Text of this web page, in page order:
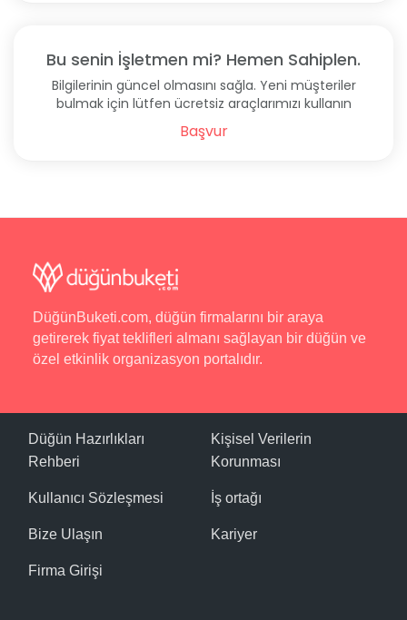
Bu senin İşletmen mi? Hemen Sahiplen.
Bilgilerinin güncel olmasını sağla. Yeni müşteriler
bulmak için lütfen ücretsiz araçlarımızı kullanın
Başvur
DüğünBuketi.com, düğün firmalarını bir araya
getirerek fiyat teklifleri almanı sağlayan bir düğün ve
özel etkinlik organizasyon portalıdır.
Düğün Hazırlıkları
Rehberi
Kullanıcı Sözleşmesi
Bize Ulaşın
Firma Girişi
Kişisel Verilerin
Korunması
İş ortağı
Kariyer